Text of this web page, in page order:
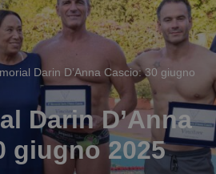
Darin D’Anna Cascio: 30 giugno
Darin D’Anna
giugno 2025